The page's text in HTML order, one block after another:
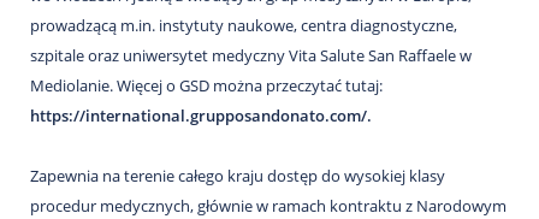
801
502
302
prowadzącą m.in. instytuty naukowe, centra diagnostyczne,
szpitale oraz uniwersytet medyczny Vita Salute San Raffaele w
Mediolanie. Więcej o GSD można przeczytać tutaj:
https://international.grupposandonato.com/.
Zapewnia na terenie całego kraju dostęp do wysokiej klasy
procedur medycznych, głównie w ramach kontraktu z Narodowym